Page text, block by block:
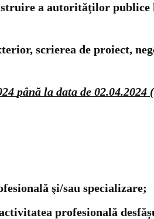
a autorităţilor
scrierea de proiect,
până la data de 02.04.2024
şi/sau specializare;
profesională